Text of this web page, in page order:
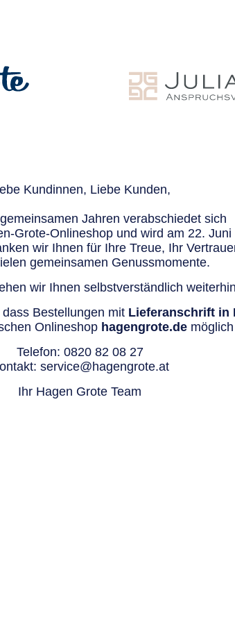
Kundinnen, Liebe Kunden,
Jahren verabschiedet sich
Grote-Onlineshop und wird am 22. Juni
wir Ihnen für Ihre Treue, Ihr
gemeinsamen Genussmomente.
wir Ihnen selbstverständlich
Bestellungen mit Lieferanschrift in
Onlineshop hagengrote.demöglich
Telefon: 0820 82 08 27
service@hagengrote.at
Ihr Hagen Grote Team